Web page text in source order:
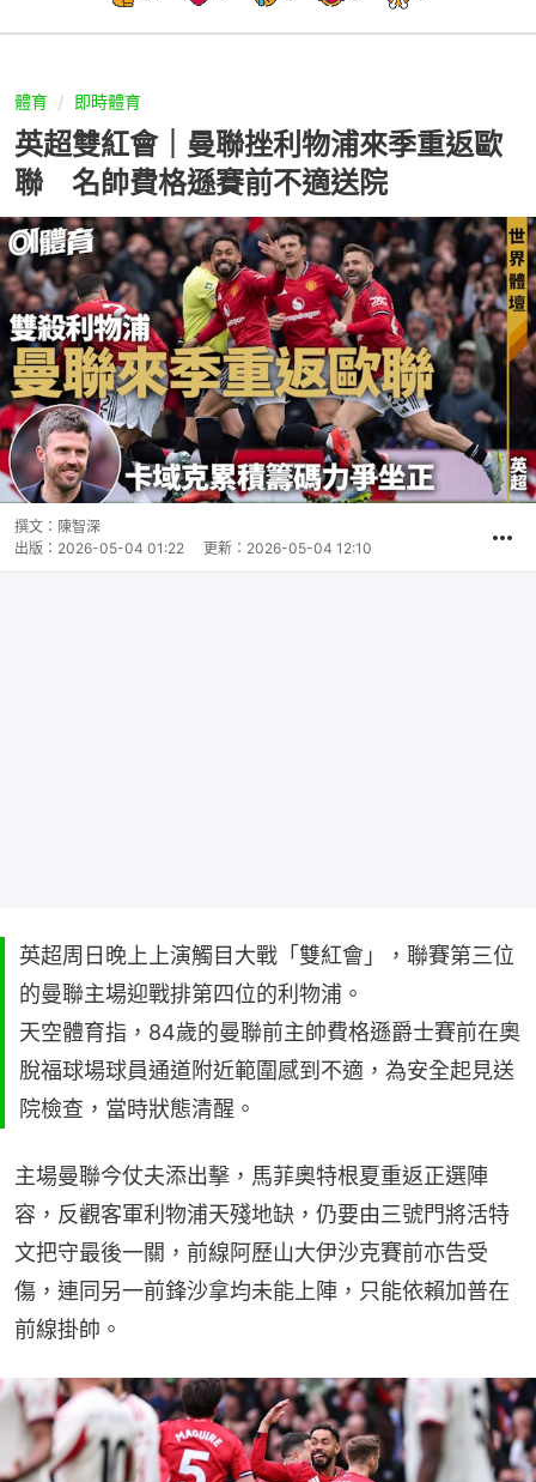
體育 即時體育
英超雙紅會｜曼聯挫利物浦來季重返歐
聯 名帥費格遜賽前不適送院
撰文： 陳智深
出版： 2026-05-04 01:22 更新： 2026-05-04 12:10
英超周日晚上上演觸目大戰「雙紅會」，聯賽第三位
的曼聯主場迎戰排第四位的利物浦。
天空體育指，84歲的曼聯前主帥費格遜爵士賽前在奧
脫福球場球員通道附近範圍感到不適，為安全起見送
院檢查，當時狀態清醒。
主場曼聯今仗夫添出擊，馬菲奧特根夏重返正選陣
容，反觀客軍利物浦天殘地缺，仍要由三號門將活特
文把守最後一關，前線阿歷山大伊沙克賽前亦告受
傷，連同另一前鋒沙拿均未能上陣，只能依賴加普在
前線掛帥。